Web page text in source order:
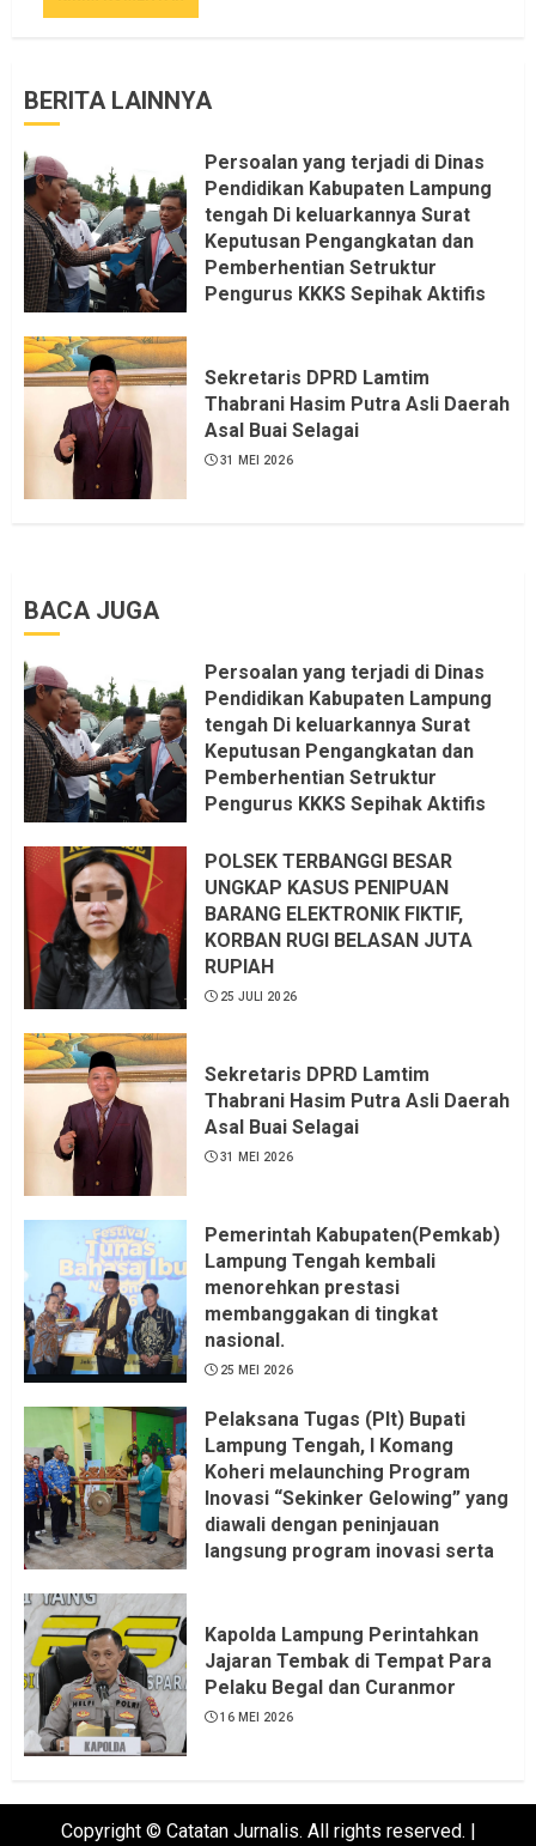
BERITA LAINNYA
Persoalan yang terjadi di Dinas
Pendidikan Kabupaten Lampung
tengah Di keluarkannya Surat
Keputusan Pengangkatan dan
Pemberhentian Setruktur
Pengurus KKKS Sepihak Aktifis
Dapat saya pastikan penuh Unsur
KKN, dan Unsur Politik.
6 AGUSTUS 2026
Sekretaris DPRD Lamtim
Thabrani Hasim Putra Asli Daerah
Asal Buai Selagai
31 MEI 2026
BACA JUGA
Persoalan yang terjadi di Dinas
Pendidikan Kabupaten Lampung
tengah Di keluarkannya Surat
Keputusan Pengangkatan dan
Pemberhentian Setruktur
Pengurus KKKS Sepihak Aktifis
Sangat menantang Aturan dan
Dapat saya pastikan penuh Unsur
KKN, dan Unsur Politik.
6 AGUSTUS 2026
POLSEK TERBANGGI BESAR
UNGKAP KASUS PENIPUAN
BARANG ELEKTRONIK FIKTIF,
KORBAN RUGI BELASAN JUTA
RUPIAH
25 JULI 2026
Sekretaris DPRD Lamtim
Thabrani Hasim Putra Asli Daerah
Asal Buai Selagai
31 MEI 2026
Pemerintah Kabupaten(Pemkab)
Lampung Tengah kembali
menorehkan prestasi
membanggakan di tingkat
nasional.
25 MEI 2026
Pelaksana Tugas (Plt) Bupati
Lampung Tengah, I Komang
Koheri melaunching Program
Inovasi “Sekinker Gelowing” yang
diawali dengan peninjauan
langsung program inovasi serta
Bandar Jaya Barat, Kecamatan
Terbanggi Besar, Rabu
(20/05/2026).
21 MEI 2026
Kapolda Lampung Perintahkan
Jajaran Tembak di Tempat Para
Pelaku Begal dan Curanmor
16 MEI 2026
Copyright © Catatan Jurnalis. All rights reserved. |